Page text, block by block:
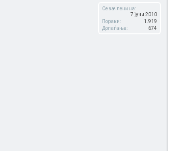
Се зачлени на:
7 јуни 2010
Пораки:
1.919
Допаѓања:
674